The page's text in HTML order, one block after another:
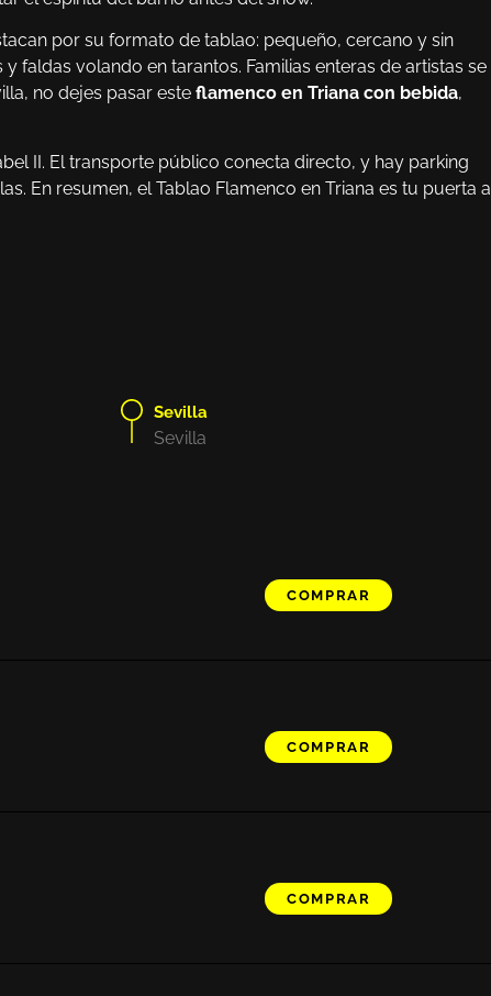
por su formato de tablao: pequeño, cercano y sin
faldas volando en tarantos. Familias enteras de artistas se
no dejes pasar este flamenco en Triana con bebida,
II. El transporte público conecta directo, y hay parking
En resumen, el Tablao Flamenco en Triana es tu puerta a
Sevilla
Sevilla
COMPRAR
COMPRAR
COMPRAR